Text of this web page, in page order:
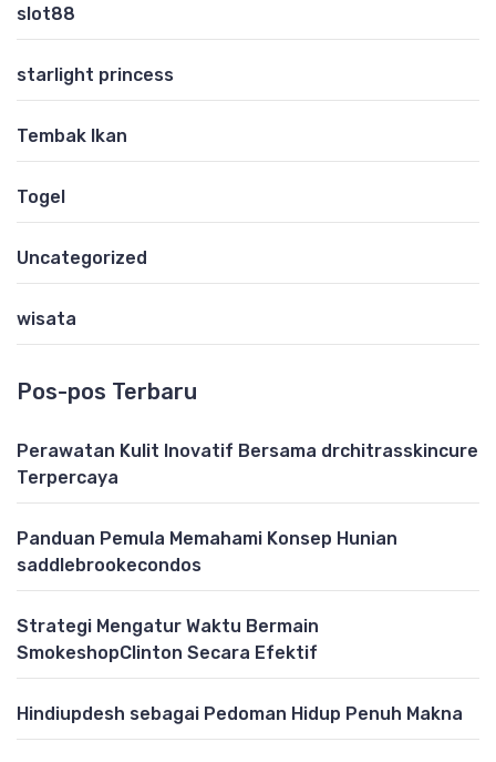
slot88
starlight princess
Tembak Ikan
Togel
Uncategorized
wisata
Pos-pos Terbaru
Perawatan Kulit Inovatif Bersama drchitrasskincure
Terpercaya
Panduan Pemula Memahami Konsep Hunian
saddlebrookecondos
Strategi Mengatur Waktu Bermain
SmokeshopClinton Secara Efektif
Hindiupdesh sebagai Pedoman Hidup Penuh Makna